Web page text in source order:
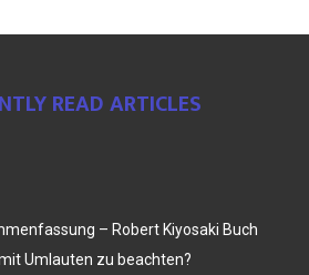
READ ARTICLES
– Robert Kiyosaki Buch
Umlauten zu beachten?